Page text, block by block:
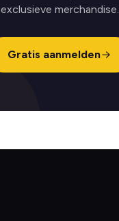
exclusieve merchandise.
Gratis aanmelden